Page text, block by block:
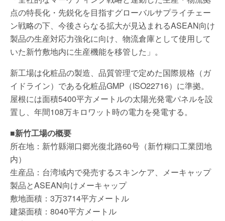
点の特長化・先鋭化を目指すグローバルサプライチェー
ン戦略の下、今後さらなる拡大が見込まれるASEAN向け
製品の生産対応力強化に向け、物流倉庫として使用して
いた新竹敷地内に生産機能を移管した」。
新工場は化粧品の製造、品質管理で定めた国際規格（ガ
イドライン）である化粧品GMP（ISO22716）に準拠。
屋根には面積5400平方メートルの太陽光発電パネルを設
置し、年間108万キロワット時の電力を発電する。
■新竹工場の概要
所在地：新竹縣湖口郷光復北路60号（新竹糊口工業団地
内）
生産品：台湾域内で発売するスキンケア、メーキャップ
製品とASEAN向けメーキャップ
敷地面積：3万3714平方メートル
建築面積：8040平方メートル